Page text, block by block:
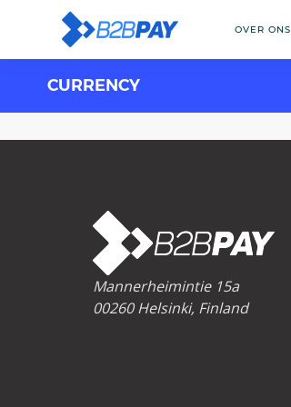
OVER ONS
CURRENCY
Mannerheimintie 15a
00260 Helsinki, Finland